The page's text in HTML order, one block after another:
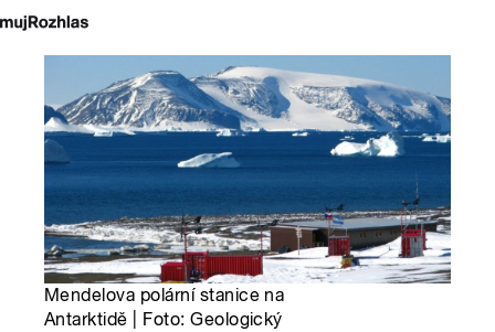
Mendelova polární stanice na
Antarktidě | Foto: Geologický